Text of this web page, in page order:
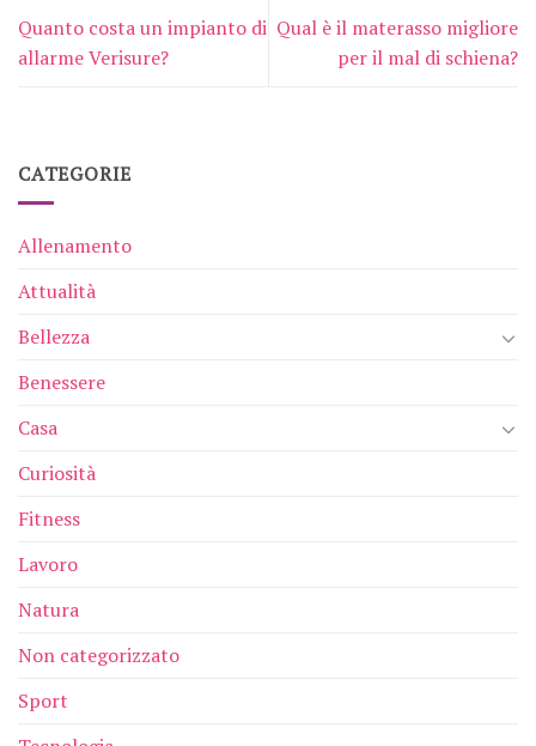
Quanto costa un impianto di
allarme Verisure?
Qual è il materasso migliore
per il mal di schiena?
CATEGORIE
Allenamento
Attualità
Bellezza
Benessere
Casa
Curiosità
Fitness
Lavoro
Natura
Non categorizzato
Sport